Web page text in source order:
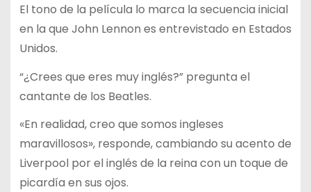
El tono de la película lo marca la secuencia inicial
en la que John Lennon es entrevistado en Estados
Unidos.
“¿Crees que eres muy inglés?” pregunta el
cantante de los Beatles.
«En realidad, creo que somos ingleses
maravillosos», responde, cambiando su acento de
Liverpool por el inglés de la reina con un toque de
picardía en sus ojos.